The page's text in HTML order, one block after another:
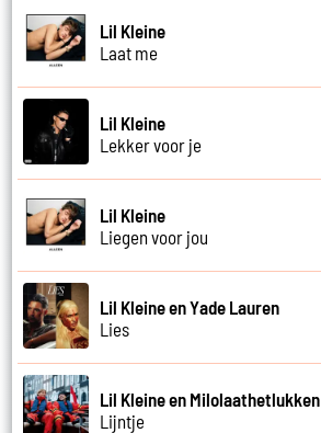
Lil Kleine
Laat me
Lil Kleine
Lekker voor je
Lil Kleine
Liegen voor jou
Lil Kleine en Yade Lauren
Lies
Lil Kleine en Milolaathetlukken
Lijntje